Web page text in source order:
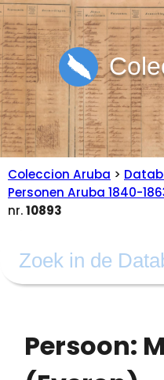
Coleccion Aruba >
Personen Aruba 1840-
nr.10893
Persoon: